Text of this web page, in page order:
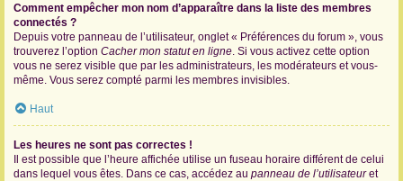
Comment empêcher mon nom d’apparaître dans la liste des membres
connectés ?
Depuis votre panneau de l’utilisateur, onglet « Préférences du forum », vous
trouverez l’option Cacher mon statut en ligne. Si vous activez cette option
vous ne serez visible que par les administrateurs, les modérateurs et vous-
même. Vous serez compté parmi les membres invisibles.
Haut
Les heures ne sont pas correctes !
Il est possible que l’heure affichée utilise un fuseau horaire différent de celui
dans lequel vous êtes. Dans ce cas, accédez au panneau de l’utilisateuret